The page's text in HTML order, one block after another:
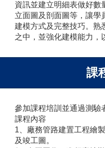
資訊並建立明細表做好數
立面圖及剖面圖等，讓學
建模方式及完整技巧。熟
之中，並強化建模能力，
課
參加課程培訓並通過測驗
課程內容
1 、廠務管路建置工程繪
及竣工圖。